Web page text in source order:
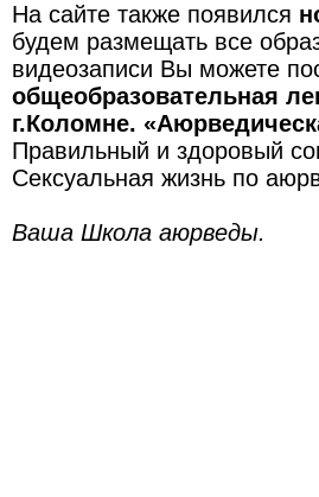
На сайте также появился
будем размещать все
видеозаписи Вы можете
общеобразовательная
г.Коломне.
Правильный и здоровый
Сексуальная жизнь по
Ваша Школа аюрведы.